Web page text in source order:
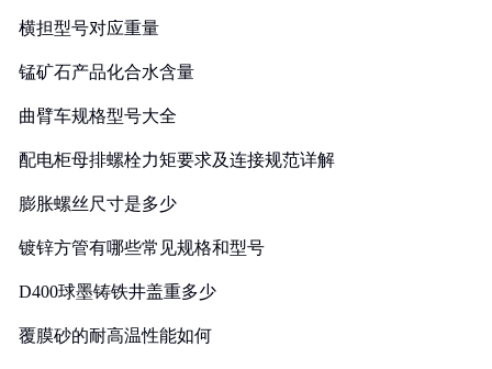
横担型号对应重量
锰矿石产品化合水含量
曲臂车规格型号大全
配电柜母排螺栓力矩要求及连接规范详解
膨胀螺丝尺寸是多少
镀锌方管有哪些常见规格和型号
D400球墨铸铁井盖重多少
覆膜砂的耐高温性能如何